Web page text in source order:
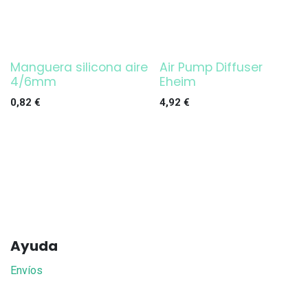
Manguera silicona aire
4/6mm
0,82 €
Air Pump Diffuser
Eheim
4,92 €
Ayuda
Envíos